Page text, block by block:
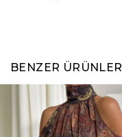
BENZER ÜRÜNLER